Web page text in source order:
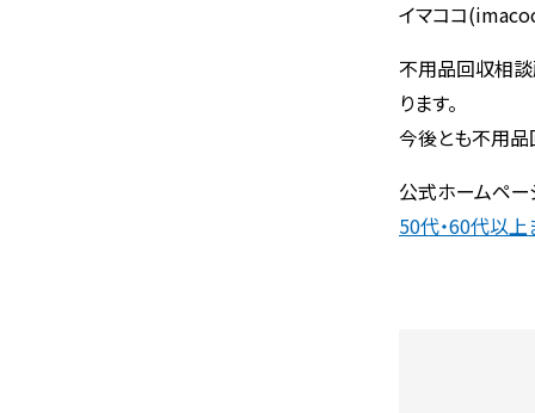
イマココ
不用品回収相談
ります。
今後とも不用品
公式ホームペー
50代・60代以